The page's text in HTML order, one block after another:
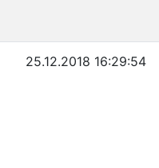
25.12.2018 16:29:54